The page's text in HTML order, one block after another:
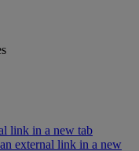
link in a new tab
external link in a new